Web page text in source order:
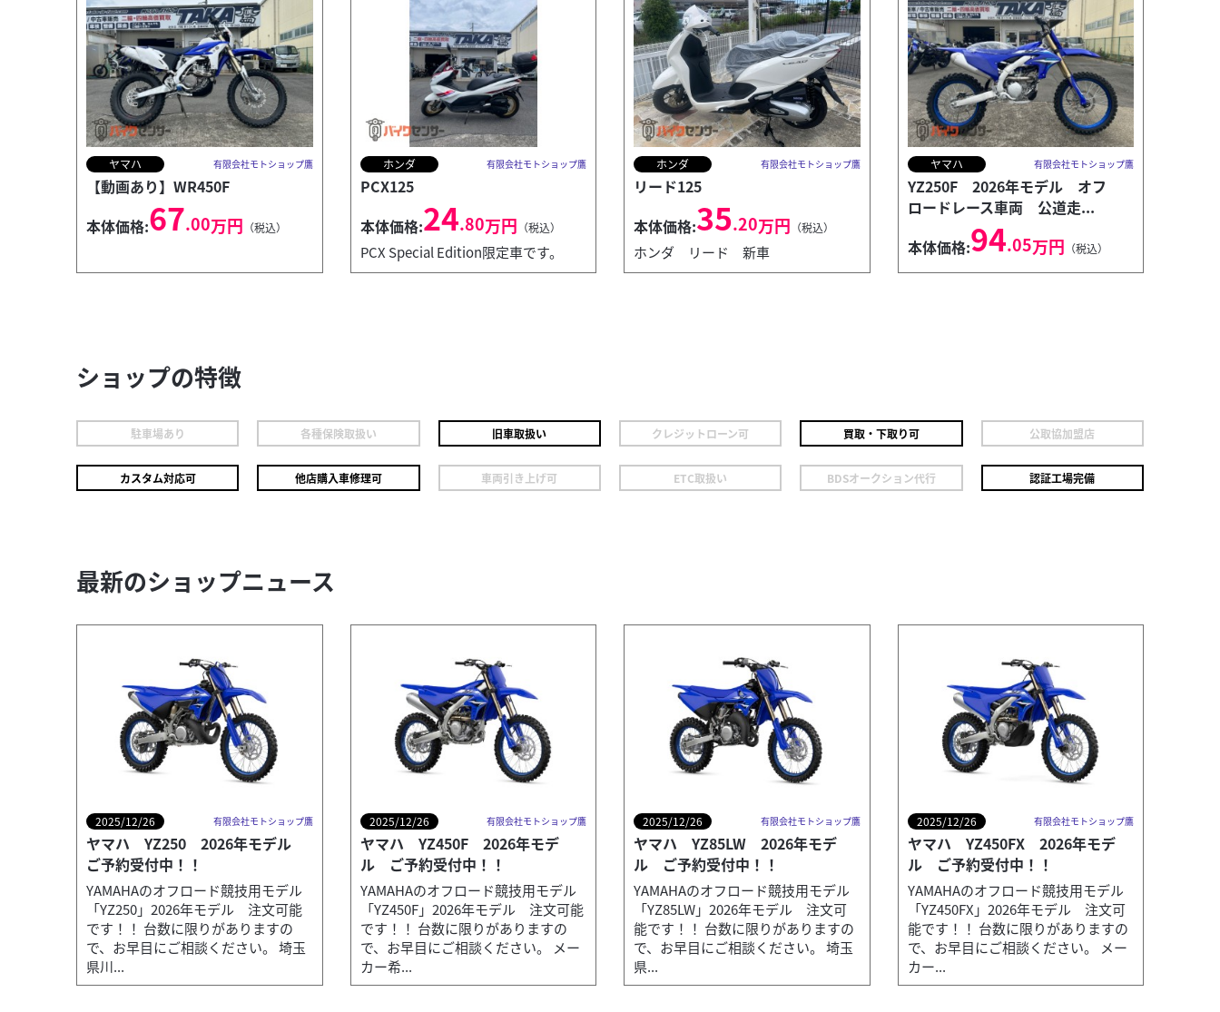
ホンダ 有限会社モトショップ鷹
PCX125
本体価格:
.80万円 （税込）
PCX Special Edition限定車です。
ヤマハ 有限会社モトショップ鷹
【動画あり】WR450F
本体価格:67.00万円 （税込）
ホンダ 有限会社モトショップ鷹
PCX125
本体価格:24.80万円 （税込）
PCX Special Edition限定車です。
ホンダ 有限会社モトショップ鷹
リード125
本体価格:35.20万円 （税込）
ホンダ リード 新車
ヤマハ 有限会社モトショップ鷹
YZ250F 2026年モデル オフ
ロードレース車両 公道走...
本体価格:94.05万円 （税込）
ショップの特徴
駐車場あり 各種保険取扱い 旧車取扱い クレジットローン可 買取・下取り可 公取協加盟店
カスタム対応可 他店購入車修理可 車両引き上げ可 ETC取扱い BDSオークション代行 認証工場完備
最新のショップニュース
2025/12/26 有限会社モトショップ鷹
ヤマハ YZ250 2026年モデル
ご予約受付中！！
YAMAHAのオフロード競技用モデル
「YZ250」2026年モデル 注文可能
です！！ 台数に限りがありますの
で、お早目にご相談ください。 埼玉
県川...
2025/12/26 有限会社モトショップ鷹
ヤマハ YZ450F 2026年モデ
ル ご予約受付中！！
YAMAHAのオフロード競技用モデル
「YZ450F」2026年モデル 注文可能
です！！ 台数に限りがありますの
で、お早目にご相談ください。 メー
カー希...
2025/12/26 有限会社モトショップ鷹
ヤマハ YZ85LW 2026年モデ
ル ご予約受付中！！
YAMAHAのオフロード競技用モデル
「YZ85LW」2026年モデル 注文可
能です！！ 台数に限りがありますの
で、お早目にご相談ください。 埼玉
県...
2025/12/26 有限会社モトショップ鷹
ヤマハ YZ450FX 2026年モデ
ル ご予約受付中！！
YAMAHAのオフロード競技用モデル
「YZ450FX」2026年モデル 注文可
能です！！ 台数に限りがありますの
で、お早目にご相談ください。 メー
カー...